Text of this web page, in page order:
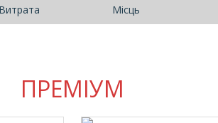
Витрата Місць
ПРЕМІУМ